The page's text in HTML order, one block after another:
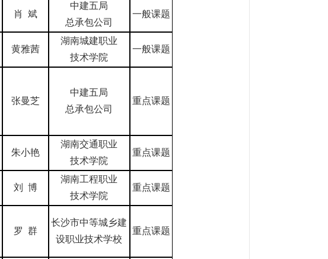
肖 斌
中建五局
总承包公司
一般课题
黄雅茜
湖南城建职业
技术学院
一般课题
张曼芝
中建五局
总承包公司
重点课题
朱小艳
湖南交通职业
技术学院
重点课题
刘 博
湖南工程职业
技术学院
重点课题
罗 群
长沙市中等城乡建
设职业技术学校
重点课题